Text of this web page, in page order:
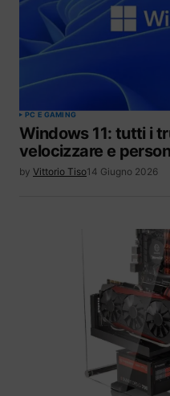
PC E GAMING
Windows 11: tutti i
velocizzare e
by Vittorio Tiso14 Giugno 2026